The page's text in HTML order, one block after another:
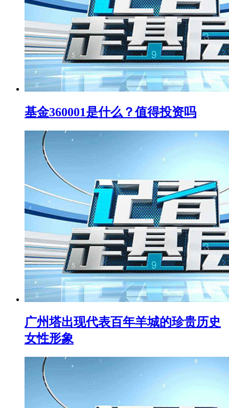
基金360001是什么？值得投资吗
广州塔出现代表百年羊城的珍贵历史
女性形象